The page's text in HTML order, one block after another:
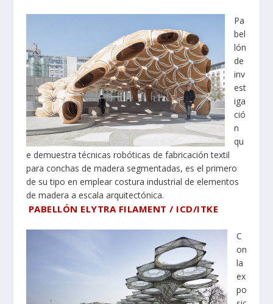
Pa
bel
lón
de
inv
est
iga
ció
n
qu
e demuestra técnicas robóticas de fabricación textil
para conchas de madera segmentadas, es el primero
de su tipo en emplear costura industrial de elementos
de madera a escala arquitectónica.
PABELLÓN ELYTRA FILAMENT / ICD/ITKE
C
on
la
ex
po